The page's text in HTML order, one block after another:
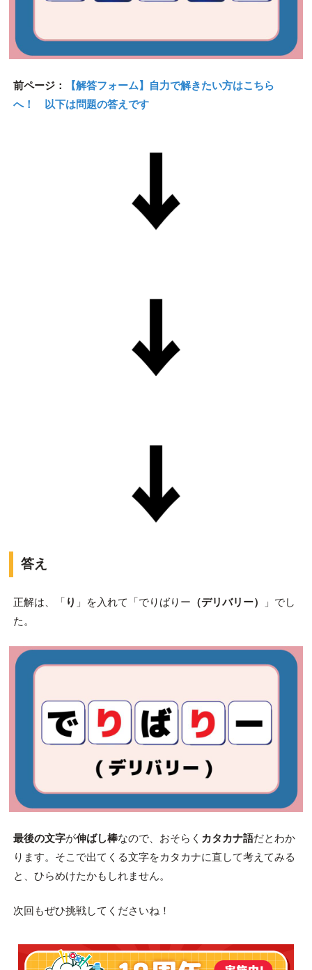
前ページ：
【解答フォーム】自力で解きたい方はこちら
へ！ 以下は問題の答えです
答え
正解は、「 り 」を入れて「でりばりー （デリバリー）
」でし
た。
最後の文字が伸ばし棒なので、おそらく カタカナ語だとわか
ります。そこで出てくる文字をカタカナに直して考えてみる
と、ひらめけたかもしれません。
次回もぜひ挑戦してくださいね！